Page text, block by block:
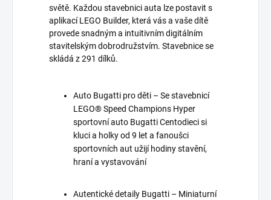
světě. Každou stavebnici auta lze postavit s
aplikací LEGO Builder, která vás a vaše dítě
provede snadným a intuitivním digitálním
stavitelským dobrodružstvím. Stavebnice se
skládá z 291 dílků.
Auto Bugatti pro děti – Se stavebnicí
LEGO® Speed Champions Hyper
sportovní auto Bugatti Centodieci si
kluci a holky od 9 let a fanoušci
sportovních aut užijí hodiny stavění,
hraní a vystavování
Autentické detaily Bugatti – Miniaturní